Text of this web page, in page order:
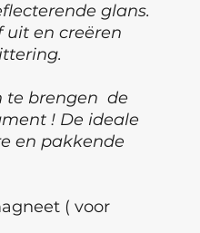
glans.
uit en creëren
te brengen de
! De ideale
en pakkende
( voor